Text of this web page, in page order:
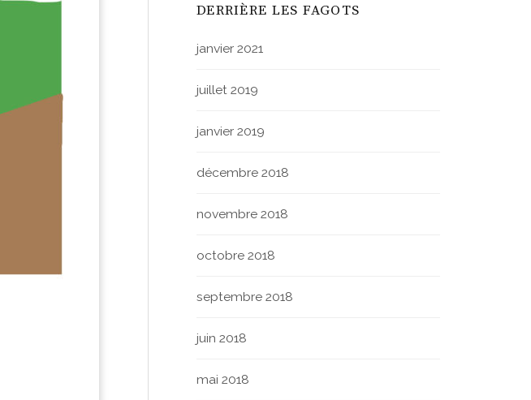
DERRIÈRE LES FAGOTS
janvier 2021
juillet 2019
janvier 2019
décembre 2018
novembre 2018
octobre 2018
septembre 2018
juin 2018
mai 2018